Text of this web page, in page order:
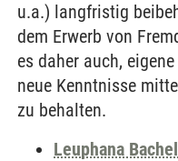
u.a.) langfristig
dem Erwerb von
es daher auch,
neue Kenntnisse
zu behalten.
Leuphana